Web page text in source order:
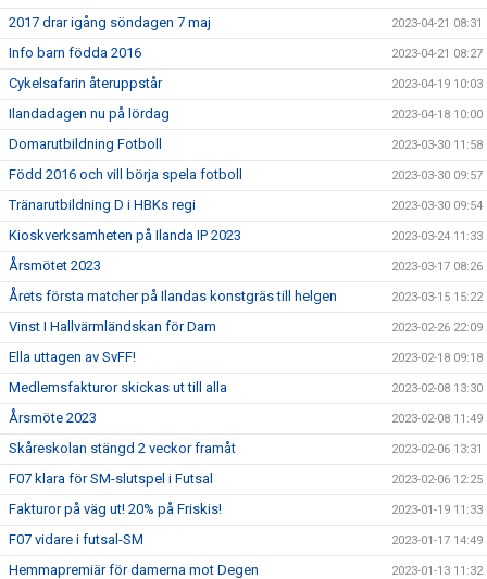
2017 drar igång söndagen 7 maj 2023-04-21 08:31
Info barn födda 2016 2023-04-21 08:27
Cykelsafarin återuppstår 2023-04-19 10:03
Ilandadagen nu på lördag 2023-04-18 10:00
Domarutbildning Fotboll 2023-03-30 11:58
Född 2016 och vill börja spela fotboll 2023-03-30 09:57
Tränarutbildning D i HBKs regi 2023-03-30 09:54
Kioskverksamheten på Ilanda IP 2023 2023-03-24 11:33
Årsmötet 2023 2023-03-17 08:26
Årets första matcher på Ilandas konstgräs till helgen 2023-03-15 15:22
Vinst I Hallvärmländskan för Dam 2023-02-26 22:09
Ella uttagen av SvFF! 2023-02-18 09:18
Medlemsfakturor skickas ut till alla 2023-02-08 13:30
Årsmöte 2023 2023-02-08 11:49
Skåreskolan stängd 2 veckor framåt 2023-02-06 13:31
F07 klara för SM-slutspel i Futsal 2023-02-06 12:25
Fakturor på väg ut! 20% på Friskis! 2023-01-19 11:33
F07 vidare i futsal-SM 2023-01-17 14:49
Hemmapremiär för damerna mot Degen 2023-01-13 11:32